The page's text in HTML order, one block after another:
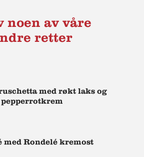
noen av våre
retter
med røkt laks og
pepperrotkrem
med Rondelé kremost